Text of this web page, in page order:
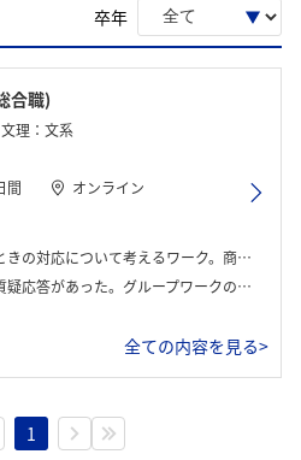
卒年
合職)
理：文系
間
オンライン
えるワーク。商社のやくわり、働き方について学べるものだった。
クの内容は食品工場内でトラブルが発生したときの対応の仕方についてだった。
全ての内容を見る>
1